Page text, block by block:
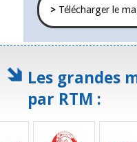
>Télécharger le
Les grandes
par RTM :